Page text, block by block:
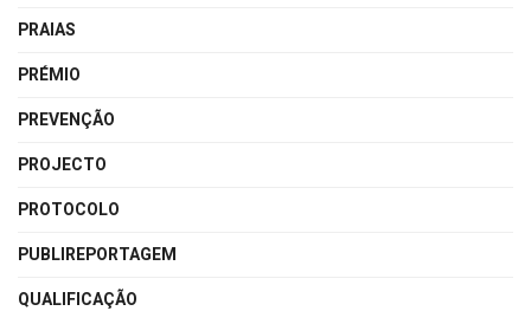
PRAIAS
PRÉMIO
PREVENÇÃO
PROJECTO
PROTOCOLO
PUBLIREPORTAGEM
QUALIFICAÇÃO